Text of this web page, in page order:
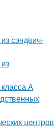
сэндвич-
А
центров